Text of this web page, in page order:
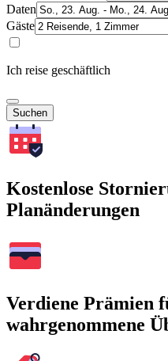
Daten
Gäste
Ich reise geschäftlich
Suchen
Kostenlose
Planänderungen
Verdiene Prämien
wahrgenommene